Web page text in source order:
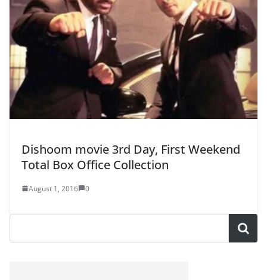
Dishoom movie 3rd Day, First Weekend
Total Box Office Collection
August 1, 2016 0